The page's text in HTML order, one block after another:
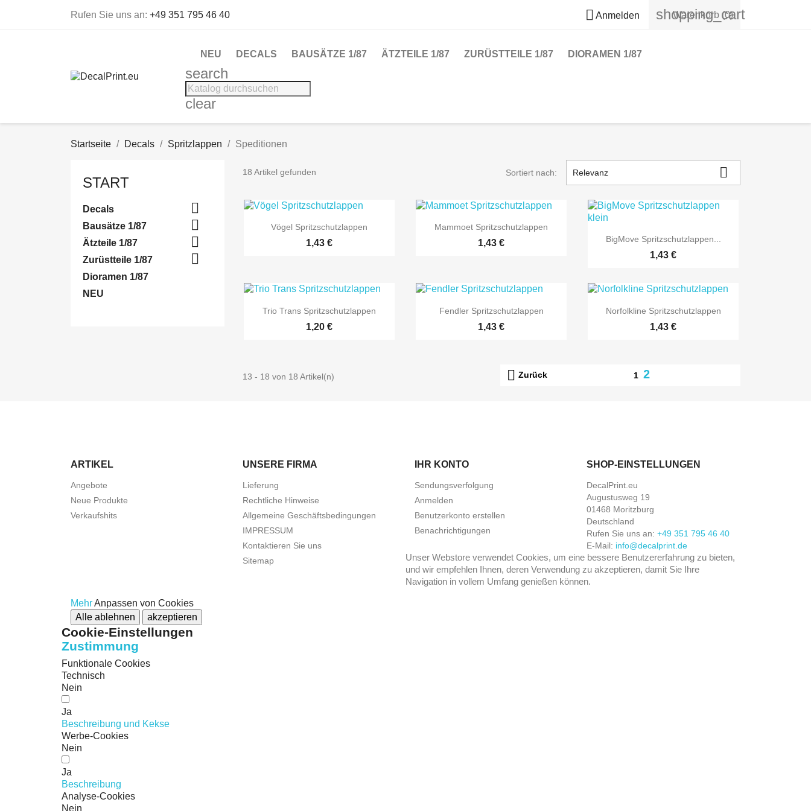
Rufen Sie uns an: +49 351 795 46 40  Anmelden shopping_cart
Warenkorb (0)
NEU DECALS BAUSÄTZE 1/87 ÄTZTEILE 1/87 ZURÜSTTEILE 1/87 DIORAMEN 1/87
search
clear
Startseite Decals Spritzlappen Speditionen
START
Decals 
Bausätze 1/87 
Ätzteile 1/87 
Zurüstteile 1/87 
Dioramen 1/87
NEU
18 Artikel gefunden Sortiert nach: Relevanz 
 Vorschau
Vögel Spritzschutzlappen
Preis
1,43 €
 Vorschau
Mammoet Spritzschutzlappen
Preis
1,43 €  Vorschau
BigMove Spritzschutzlappen...
Preis
1,43 €
 Vorschau
Trio Trans Spritzschutzlappen
Preis
1,20 €
 Vorschau
Fendler Spritzschutzlappen
Preis
1,43 €
 Vorschau
Norfolkline Spritzschutzlappen
Preis
1,43 €
13 - 18 von 18 Artikel(n)  Zurück 1 2
ARTIKEL
Angebote
Neue Produkte
Verkaufshits
UNSERE FIRMA
Lieferung
Rechtliche Hinweise
Allgemeine Geschäftsbedingungen
IMPRESSUM
Kontaktieren Sie uns
Sitemap
IHR KONTO
Sendungsverfolgung
Anmelden
Benutzerkonto erstellen
Benachrichtigungen
SHOP-EINSTELLUNGEN
DecalPrint.eu
Augustusweg 19
01468 Moritzburg
Deutschland
Rufen Sie uns an: +49 351 795 46 40
E-Mail: info@decalprint.de
Unser Webstore verwendet Cookies, um eine bessere Benutzererfahrung zu bieten,
und wir empfehlen Ihnen, deren Verwendung zu akzeptieren, damit Sie Ihre
Navigation in vollem Umfang genießen können.
MehrAnpassen von Cookies
Alle ablehnen
akzeptieren
Cookie-Einstellungen
Zustimmung
Funktionale Cookies
Technisch
Nein
Ja
Beschreibung und Kekse
Werbe-Cookies
Nein
Ja
Beschreibung
Analyse-Cookies
Nein